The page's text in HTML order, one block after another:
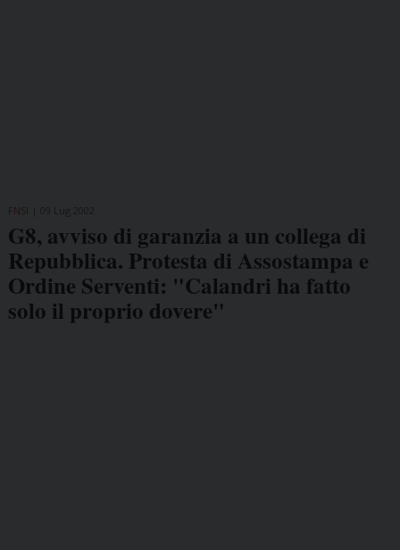
FNSI
G8, avviso di garanzia a un collega di
Repubblica. Protesta di Assostampa e
Ordine Serventi: "Calandri ha fatto
solo il proprio dovere"